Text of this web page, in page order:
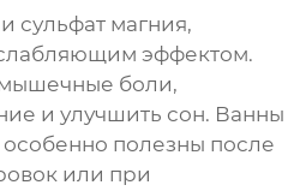
сульфат магния,
эффектом.
мышечные боли,
и улучшить сон. Ванны
полезны после
или при